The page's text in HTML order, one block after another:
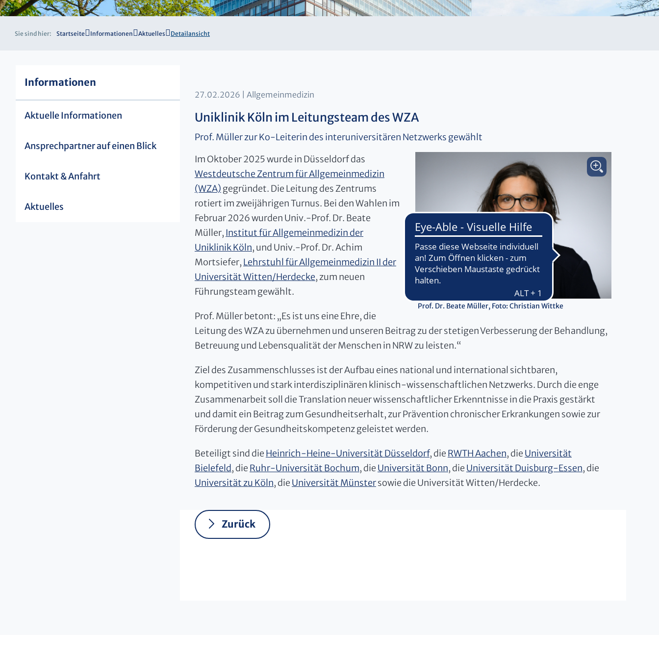
Sie sind hier: Startseite Informationen Aktuelles Detailansicht
Informationen
Aktuelle Informationen
Ansprechpartner auf einen Blick
Kontakt & Anfahrt
Aktuelles
27.02.2026 Allgemeinmedizin
Uniklinik Köln im Leitungsteam des WZA
Prof. Müller zur Ko-Leiterin des interuniversitären Netzwerks gewählt
Prof. Dr. Beate Müller, Foto: Christian Wittke
Im Oktober 2025 wurde in Düsseldorf das
Westdeutsche Zentrum für Allgemeinmedizin
(WZA) gegründet. Die Leitung des Zentrums
rotiert im zweijährigen Turnus. Bei den Wahlen im
Februar 2026 wurden Univ.-Prof. Dr. Beate
Müller, Institut für Allgemeinmedizin der
Uniklinik Köln, und Univ.-Prof. Dr. Achim
Mortsiefer, Lehrstuhl für Allgemeinmedizin II der
Universität Witten/Herdecke, zum neuen
Führungsteam gewählt.
Prof. Müller betont: „Es ist uns eine Ehre, die
Leitung des WZA zu übernehmen und unseren Beitrag zu der stetigen Verbesserung der Behandlung,
Betreuung und Lebensqualität der Menschen in NRW zu leisten.“
Ziel des Zusammenschlusses ist der Aufbau eines national und international sichtbaren,
kompetitiven und stark interdisziplinären klinisch-wissenschaftlichen Netzwerks. Durch die enge
Zusammenarbeit soll die Translation neuer wissenschaftlicher Erkenntnisse in die Praxis gestärkt
und damit ein Beitrag zum Gesundheitserhalt, zur Prävention chronischer Erkrankungen sowie zur
Förderung der Gesundheitskompetenz geleistet werden.
Beteiligt sind die Heinrich-Heine-Universität Düsseldorf, die RWTH Aachen, die Universität
Bielefeld, die Ruhr-Universität Bochum, die Universität Bonn, die Universität Duisburg-Essen, die
Universität zu Köln, die Universität Münstersowie die Universität Witten/Herdecke.
Zurück